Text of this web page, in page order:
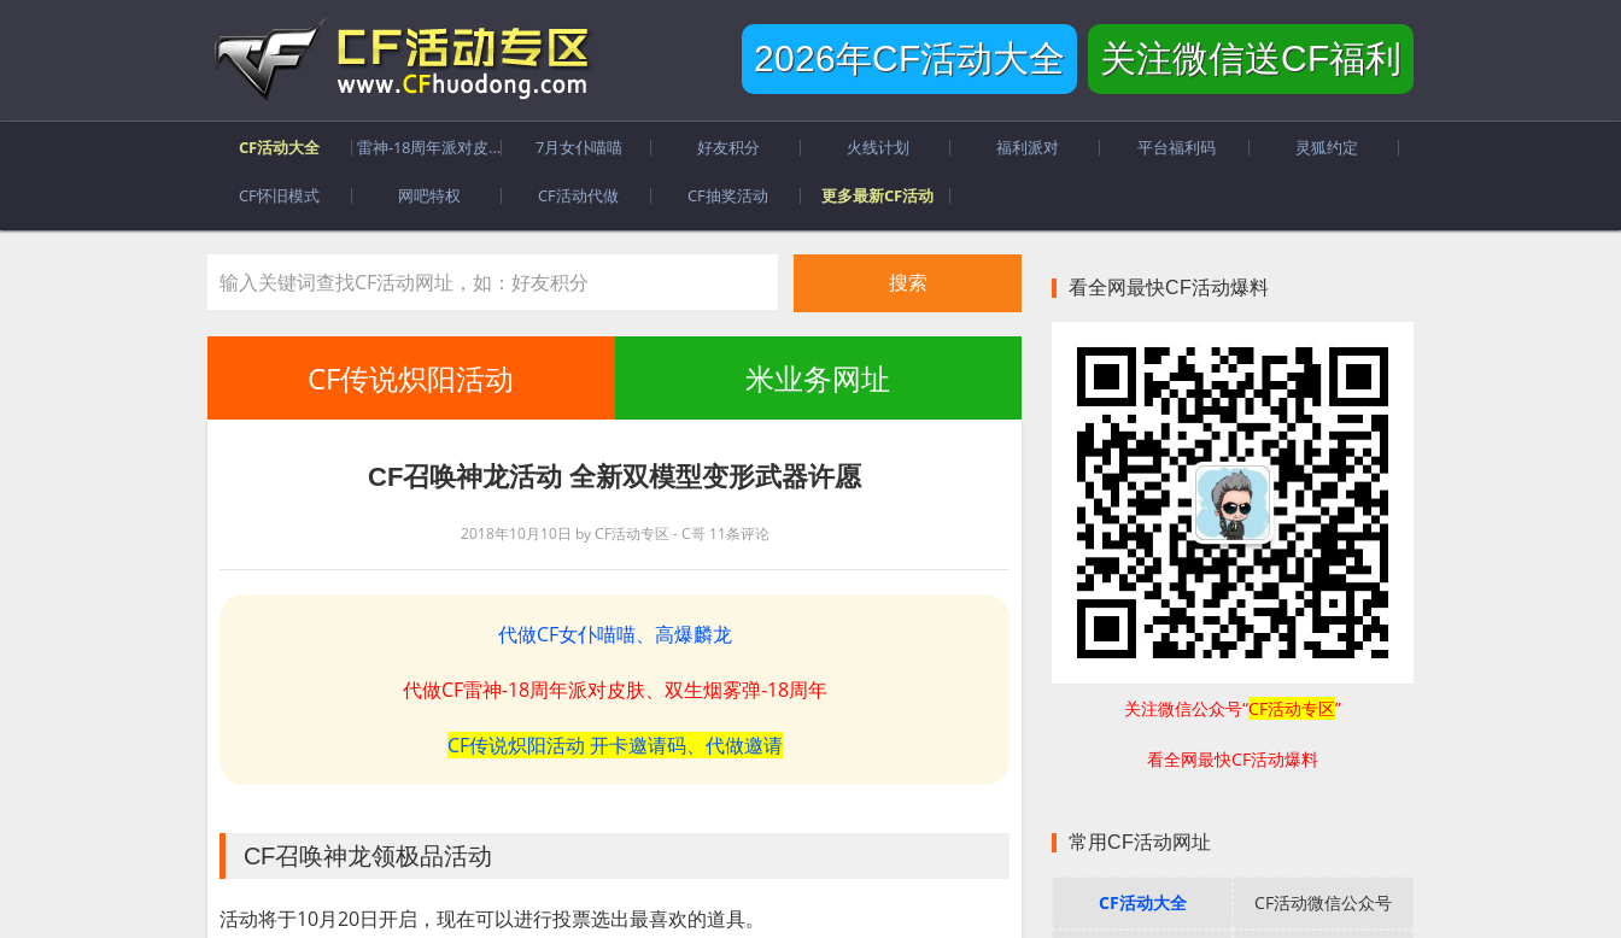
2026年CF活动大全 关注微信送CF福利
CF活动大全 雷神-18周年派对皮肤 7月女仆喵喵 好友积分 火线计划 福利派对 平台福利码 灵狐约定
CF怀旧模式 网吧特权 CF活动代做 CF抽奖活动 更多最新CF活动
CF传说炽阳活动 米业务网址
CF召唤神龙活动 全新双模型变形武器许愿
2018年10月10日 byCF活动专区 - C哥 11条评论
代做CF女仆喵喵、高爆麟龙
代做CF雷神-18周年派对皮肤、双生烟雾弹-18周年
CF传说炽阳活动 开卡邀请码、代做邀请
CF召唤神龙领极品活动
活动将于10月20日开启，现在可以进行投票选出最喜欢的道具。
看全网最快CF活动爆料
关注微信公众号“CF活动专区”
看全网最快CF活动爆料
常用CF活动网址
CF活动大全 CF活动微信公众号